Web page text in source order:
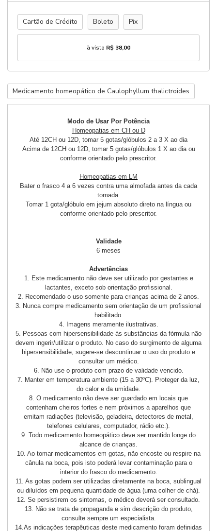
Cartão de Crédito Boleto Pix
à vista R$ 38,00
Medicamento homeopático de Caulophyllum thalictroides
Modo de Usar Por Potência
Homeopatias em CH ou D
Até 12CH ou 12D, tomar 5 gotas/glóbulos 2 a 3 X ao dia
Acima de 12CH ou 12D, tomar 5 gotas/glóbulos 1 X ao dia ou
conforme orientado pelo prescritor.
Homeopatias em LM
Bater o frasco 4 a 6 vezes contra uma almofada antes da cada
tomada.
Tomar 1 gota/glóbulo em jejum absoluto direto na língua ou
conforme orientado pelo prescritor.
Validade
6 meses
Advertências
1. Este medicamento não deve ser utilizado por gestantes e
lactantes, exceto sob orientação profissional.
2. Recomendado o uso somente para crianças acima de 2 anos.
3. Nunca compre medicamento sem orientação de um profissional
habilitado.
4. Imagens meramente ilustrativas.
5. Pessoas com hipersensibilidade às substâncias da fórmula não
devem ingerir/utilizar o produto. No caso do surgimento de alguma
hipersensibilidade, sugere-se descontinuar o uso do produto e
consultar um médico.
6. Não use o produto com prazo de validade vencido.
7. Manter em temperatura ambiente (15 a 30ºC). Proteger da luz,
do calor e da umidade.
8. O medicamento não deve ser guardado em locais que
contenham cheiros fortes e nem próximos a aparelhos que
emitam radiações (televisão, geladeira, detectores de metal,
telefones celulares, computador, rádio etc.).
9. Todo medicamento homeopático deve ser mantido longe do
alcance de crianças.
10. Ao tomar medicamentos em gotas, não encoste ou respire na
cânula na boca, pois isto poderá levar contaminação para o
interior do frasco do medicamento.
11. As gotas podem ser utilizadas diretamente na boca, sublingual
ou diluídos em pequena quantidade de água (uma colher de chá).
12. Se persistirem os sintomas, o médico deverá ser consultado.
13. Não se trata de propaganda e sim descrição do produto,
consulte sempre um especialista.
14.As indicações terapêuticas deste medicamento foram definidas